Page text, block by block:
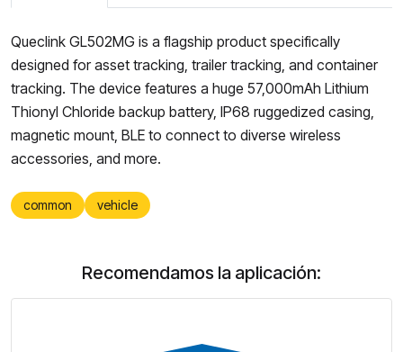
Queclink GL502MG is a flagship product specifically
designed for asset tracking, trailer tracking, and container
tracking. The device features a huge 57,000mAh Lithium
Thionyl Chloride backup battery, IP68 ruggedized casing,
magnetic mount, BLE to connect to diverse wireless
accessories, and more.
common vehicle
Recomendamos la aplicación: